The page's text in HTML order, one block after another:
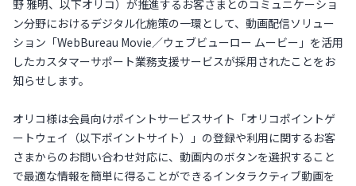
野 雅明、以下オリコ）が推進するお客さまとのコミュニケーショ
ン分野におけるデジタル化施策の一環として、動画配信ソリュー
ション「WebBureau Movie／ウェブビューロー ムービー」を活用
したカスタマーサポート業務支援サービスが採用されたことをお
知らせします。
オリコ様は会員向けポイントサービスサイト「オリコポイントゲ
ートウェイ（以下ポイントサイト）」の登録や利用に関するお客
さまからのお問い合わせ対応に、動画内のボタンを選択すること
で最適な情報を簡単に得ることができるインタラクティブ動画を